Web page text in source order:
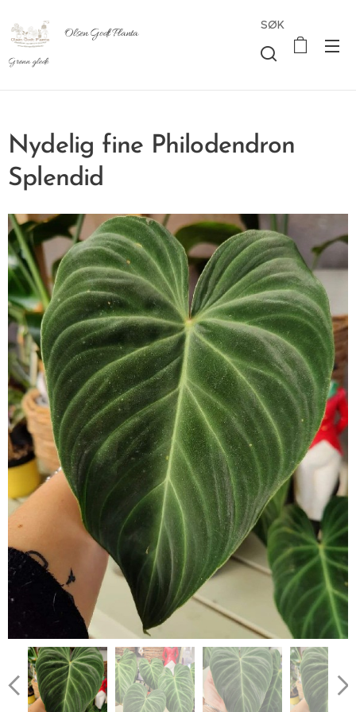
Olsen Godt Planta
Grønn glede
SØK
Nydelig fine Philodendron
Splendid